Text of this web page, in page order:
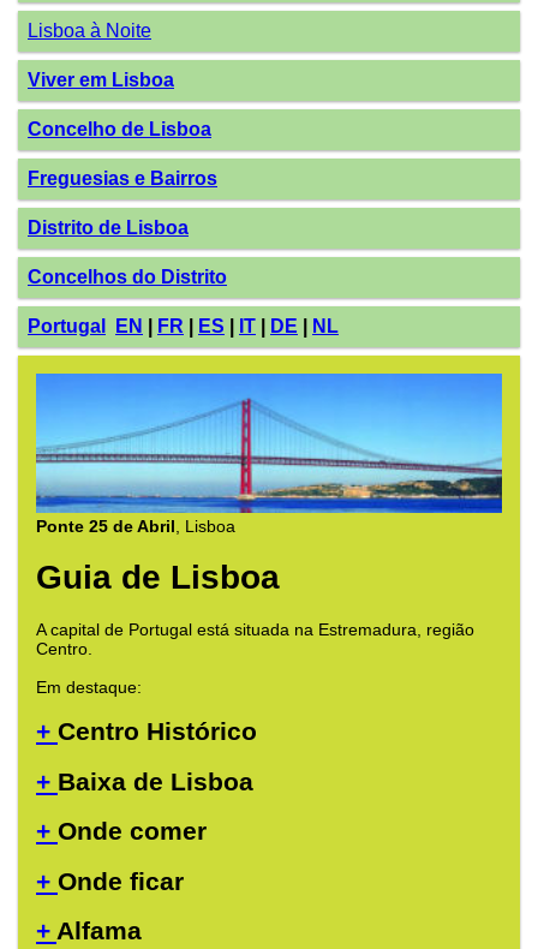
Lisboa à Noite
Viver em Lisboa
Concelho de Lisboa
Freguesias e Bairros
Distrito de Lisboa
Concelhos do Distrito
Portugal EN FR ES IT DE NL
Ponte 25 de Abril, Lisboa
Guia de Lisboa
A capital de Portugal está situada na Estremadura, região
Centro.
Em destaque:
+ Centro Histórico
+ Baixa de Lisboa
+ Onde comer
+ Onde ficar
+ Alfama